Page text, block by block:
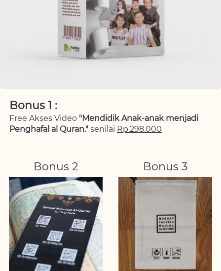
Bonus 1 :
Free Akses Video "Mendidik Anak-anak menjadi
Penghafal al Quran." senilai Rp.298.000
Bonus 2 Bonus 3